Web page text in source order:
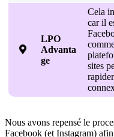

LPO
Advanta
ge
Cela
car il
sites
Nous avons repensé le
Facebook (et Instagram)